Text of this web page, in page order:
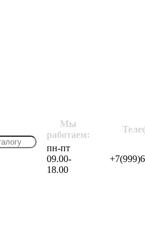
Мы
работаем:
пн-пт
09.00-
18.00